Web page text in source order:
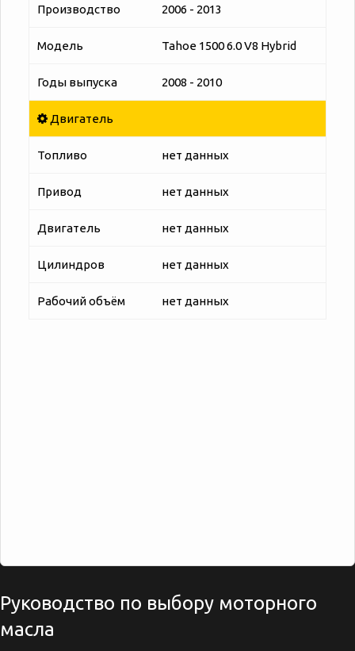
Производство 2006 - 2013
Модель Tahoe 1500 6.0 V8 Hybrid
Годы выпуска 2008 - 2010
Двигатель
Топливо нет данных
Привод нет данных
Двигатель нет данных
Цилиндров нет данных
Рабочий объём нет данных
Руководство по выбору моторного
масла